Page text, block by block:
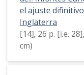
el ajuste
Inglaterra
[14], 26 p. [i.e.
cm)